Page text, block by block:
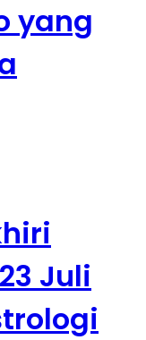
yang
Juli